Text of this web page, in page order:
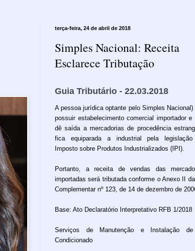
terça-feira, 24 de abril de 2018
Simples Nacional: Receita
Esclarece Tributação
Guia Tributário - 22.03.2018
A pessoa jurídica optante pelo Simples Nacional)
possuir estabelecimento comercial importador e
dê saída a mercadorias de procedência
fica equiparada a industrial pela
Imposto sobre Produtos Industrializados (IPI).
Portanto, a receita de vendas das
importadas será tributada conforme o Anexo II
Complementar nº 123, de 14 de dezembro de
Base: Ato Declaratório Interpretativo RFB 1/2018
Serviços de Manutenção e Instalação
Condicionado